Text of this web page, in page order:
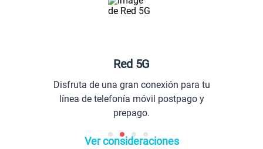
Red 5G
Disfruta de una gran conexión para tu
línea de telefonía móvil postpago y
prepago.
Ver consideraciones